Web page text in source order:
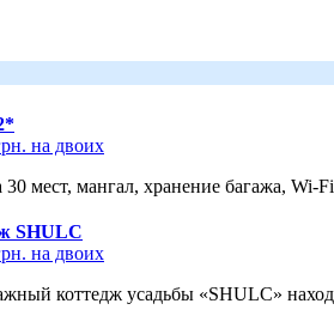
на двоих
мест, мангал, хранение багажа, Wi-
SHULC
на двоих
коттедж усадьбы «SHULC»